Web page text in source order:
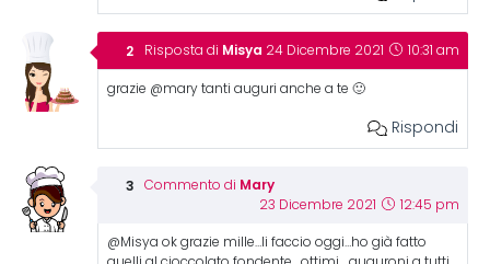
Risposta di Misya 24 Dicembre 2021 10:31 am
grazie @mary tanti auguri anche a te 🙂
Rispondi
Commento di Mary
23 Dicembre 2021 12:45 pm
@Misya ok grazie mille…li faccio oggi…ho già fatto